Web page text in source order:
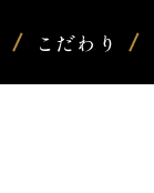
こだわり